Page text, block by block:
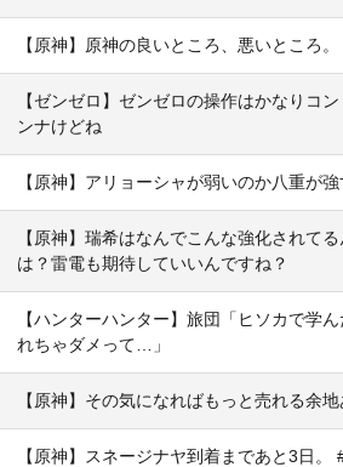
【原神】原神の良いところ、悪いところ。
【ゼンゼロ】ゼンゼロの操作はかなりコ
ンナけどね
【原神】アリョーシャが弱いのか八重が強
【原神】瑞希はなんでこんな強化されて
は？雷電も期待していいんですね？
【ハンターハンター】旅団「ヒソカで学
れちゃダメって…」
【原神】その気になればもっと売れる余地
【原神】スネージナヤ到着まであと3日。